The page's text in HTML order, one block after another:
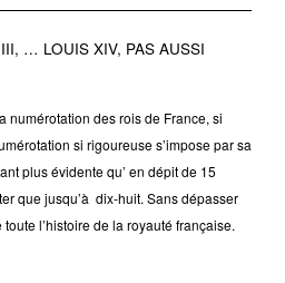
… LOUIS XIV, PAS AUSSI
numérotation des rois de France, si
si rigoureuse s’impose par sa
plus évidente qu’ en dépit de 15
que jusqu’à dix-huit. Sans dépasser
l’histoire de la royauté française.